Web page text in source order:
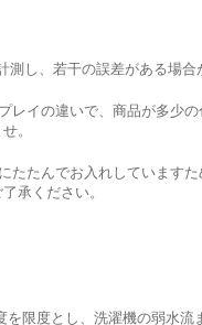
測し、若干の誤差がある場合
レイの違いで、商品が多少
。
たたんでお入れしています
承ください。
を限度とし、洗濯機の弱水流